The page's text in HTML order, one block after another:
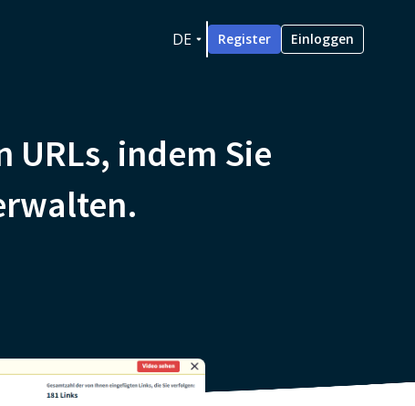
DE Register Einloggen
indem Sie